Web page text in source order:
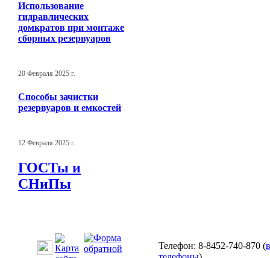
Использование
гидравлических
домкратов при монтаже
сборных резервуаров
20 Февраля 2025 г.
Способы зачистки
резервуаров и емкостей
12 Февраля 2025 г.
ГОСТы и
СНиПы
Телефон: 8-8452-740-870 (